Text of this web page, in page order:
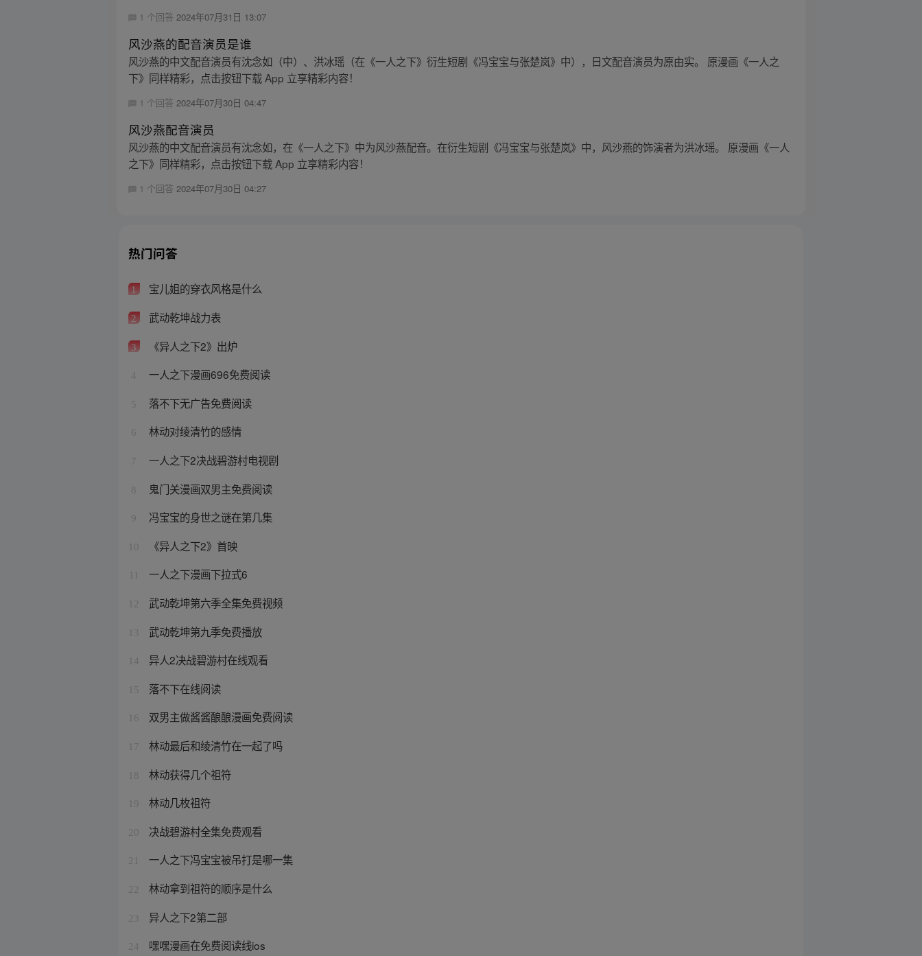
1 个回答 2024年07月31日 13:07
风沙燕的配音演员是谁
风沙燕的中文配音演员有沈念如（中）、洪冰瑶（在《一人之下》衍生短剧《冯宝宝与张楚岚》中），日文配音演员为原由实。 原漫画《一人之
下》同样精彩，点击按钮下载 App 立享精彩内容！
1 个回答 2024年07月30日 04:47
风沙燕配音演员
风沙燕的中文配音演员有沈念如，在《一人之下》中为风沙燕配音。在衍生短剧《冯宝宝与张楚岚》中，风沙燕的饰演者为洪冰瑶。 原漫画《一人
之下》同样精彩，点击按钮下载 App 立享精彩内容！
1 个回答2024年07月30日 04:27
热门问答
1 宝儿姐的穿衣风格是什么
2 武动乾坤战力表
3 《异人之下2》出炉
4 一人之下漫画696免费阅读
5 落不下无广告免费阅读
6 林动对绫清竹的感情
7 一人之下2决战碧游村电视剧
8 鬼门关漫画双男主免费阅读
9 冯宝宝的身世之谜在第几集
10 《异人之下2》首映
一人之下漫画下拉式6
12 武动乾坤第六季全集免费视频
13 武动乾坤第九季免费播放
14 异人2决战碧游村在线观看
15 落不下在线阅读
16 双男主做酱酱酿酿漫画免费阅读
17 林动最后和绫清竹在一起了吗
18 林动获得几个祖符
19 林动几枚祖符
20 决战碧游村全集免费观看
21 一人之下冯宝宝被吊打是哪一集
22 林动拿到祖符的顺序是什么
23 异人之下2第二部
24 嘿嘿漫画在免费阅读线ios